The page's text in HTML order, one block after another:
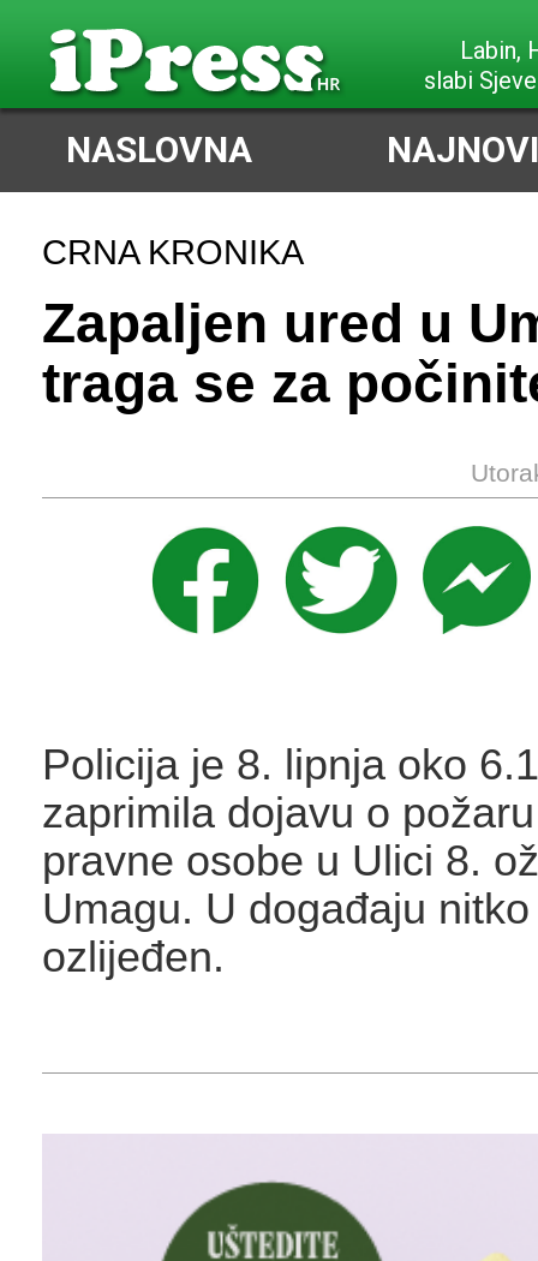
Labin,
slabi
NASLOVNA
CRNA KRONIKA
Zapaljen ured u
traga se za
Policija je 8. lipnja oko
zaprimila dojavu o
pravne osobe u Ulici 8.
Umagu. U događaju
ozlijeđen.